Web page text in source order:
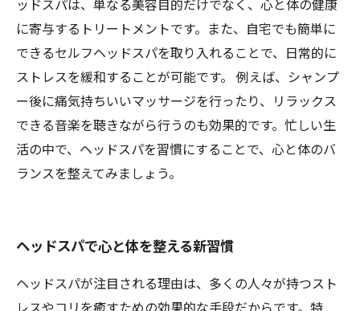
ッドスパは、単なる美容目的だけでなく、心と体の健康
に寄与するトリートメントです。また、自宅でも簡単に
できるセルフヘッドスパを取り入れることで、日常的に
ストレスを緩和することが可能です。 例えば、シャンプ
ー後に痛気持ちいいマッサージを行ったり、リラックス
できる音楽を聴きながら行うのも効果的です。忙しい生
活の中で、ヘッドスパを習慣にすることで、心と体のバ
ランスを整えてみましょう。
ヘッドスパで心と体を整える新習慣
ヘッドスパが注目される理由は、多くの人々が持つスト